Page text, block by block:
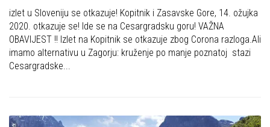
Damir Bajs
Dijana Petrak
Željko Brdal
Novosti Markacijske komisije
izlet u Sloveniju se otkazuje! Kopitnik i Zasavske Gore, 14. ožujka
2020. otkazuje se! Ide se na Cesargradsku goru! VAŽNA
OBAVIJEST !! Izlet na Kopitnik se otkazuje zbog Corona razloga.Ali
imamo alternativu u Zagorju: kruženje po manje poznatoj stazi
Cesargradske...